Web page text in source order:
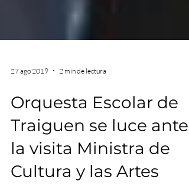
27 ago 2019 2 min de lectura
Orquesta Escolar de
Traiguen se luce ante
la visita Ministra de